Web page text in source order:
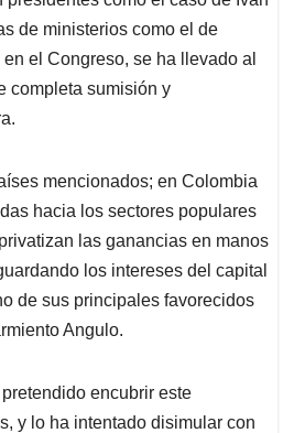
de ministerios como el de
el Congreso, se ha llevado al
completa sumisión y
mencionados; en Colombia
hacia los sectores populares
las ganancias en manos
los intereses del capital
de sus principales favorecidos
Angulo.
encubrir este
y lo ha intentado disimular con